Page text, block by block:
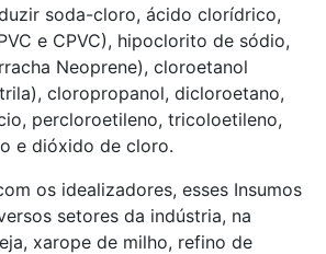
soda-cloro, ácido clorídrico,
e CPVC), hipoclorito de sódio,
Neoprene), cloroetanol
cloropropanol, dicloroetano,
percloroetileno, tricoloetileno,
e dióxido de cloro.
os idealizadores, esses Insumos
setores da indústria, na
xarope de milho, refino de